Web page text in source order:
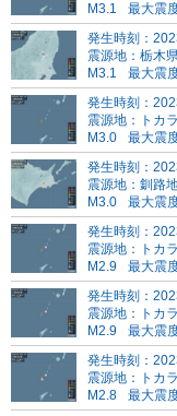
M3.1
最大震
発生時刻：
震源地：栃木
M3.1
最大震
発生時刻：
震源地：トカ
M3.0
最大震
発生時刻：
震源地：釧路
M3.0
最大震
発生時刻：
震源地：トカ
M2.9
最大震
発生時刻：
震源地：トカ
M2.9
最大震
発生時刻：
震源地：トカ
M2.8
最大震